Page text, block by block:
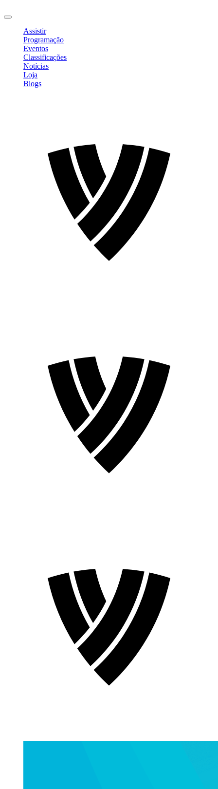
Assistir
Programação
Eventos
Classificações
Notícias
Loja
Blogs